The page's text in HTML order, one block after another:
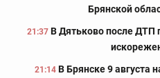
Брянской
21:37 В Дятьково после ДТП
21:14 В Брянске 9 августа